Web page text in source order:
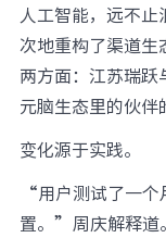
人工智能，远不止
次地重构了渠道
两方面：江苏瑞
元脑生态里的伙伴
变化源于实践。
“用户测试了一
置。”周庆解释道